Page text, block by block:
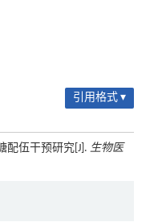
引用格式 ▾
配伍干预研究[J]. 生物医